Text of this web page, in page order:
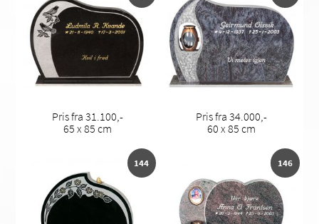
Pris fra 31.100,-
65 x 85 cm
Pris fra 34.000,-
60 x 85 cm
144 146